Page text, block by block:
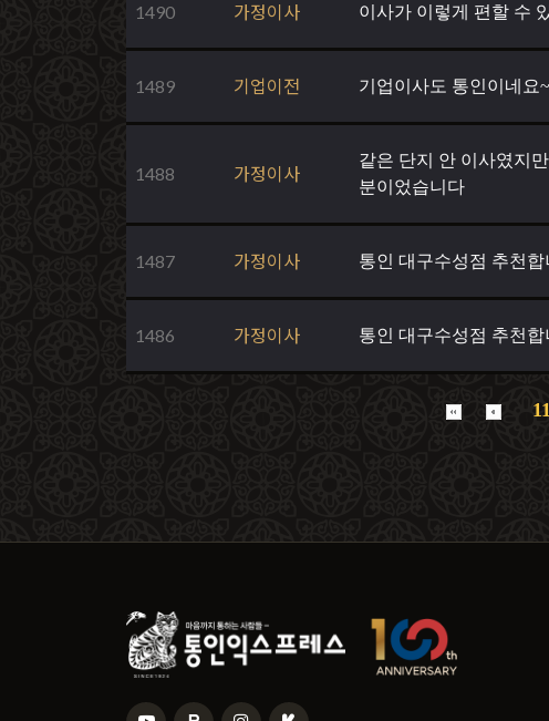
1490 가정이사 이사가 이렇게 편할 수
1489 기업이전 기업이사도 통인이네요~
1488 가정이사
같은 단지 안 이사였지
분이었습니다
1487 가정이사 통인 대구수성점 추천합
1486 가정이사 통인 대구수성점 추천합
11